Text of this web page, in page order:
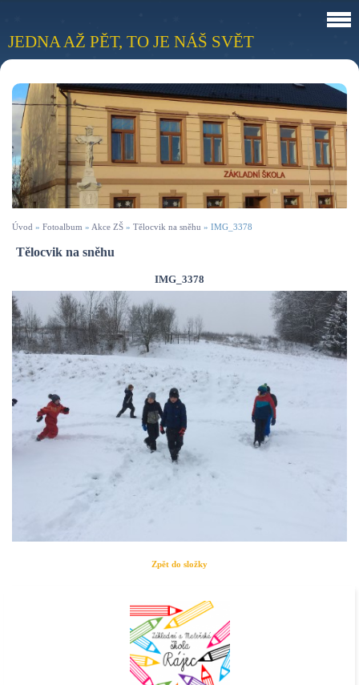
JEDNA AŽ PĚT, TO JE NÁŠ SVĚT
Úvod » Fotoalbum » Akce ZŠ » Tělocvik na sněhu » IMG_3378
Tělocvik na sněhu
IMG_3378
Zpět do složky